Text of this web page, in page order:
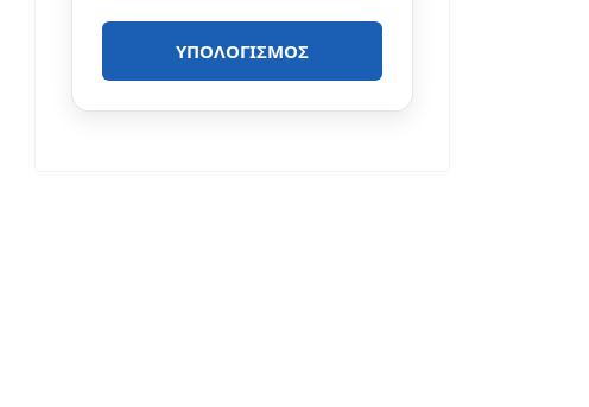
ΥΠΟΛΟΓΙΣΜΌΣ